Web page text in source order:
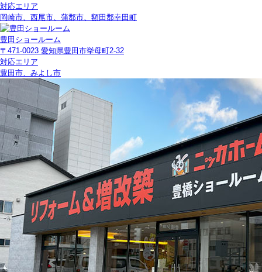
対応エリア
岡崎市、西尾市、蒲郡市、額田郡幸田町
豊田ショールーム
〒471-0023 愛知県豊田市挙母町2-32
対応エリア
豊田市、みよし市